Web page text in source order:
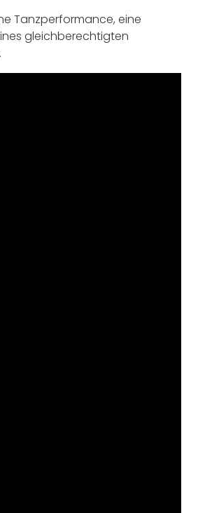
Tanzperformance, eine
gleichberechtigten